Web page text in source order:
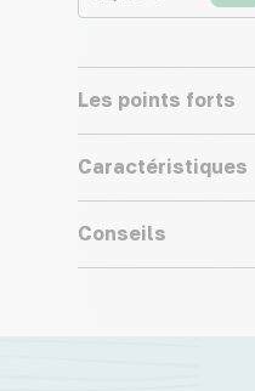
Les points forts
Caractéristiques
Conseils